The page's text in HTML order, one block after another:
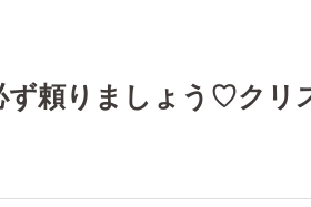
ず頼りましょう♡クリ